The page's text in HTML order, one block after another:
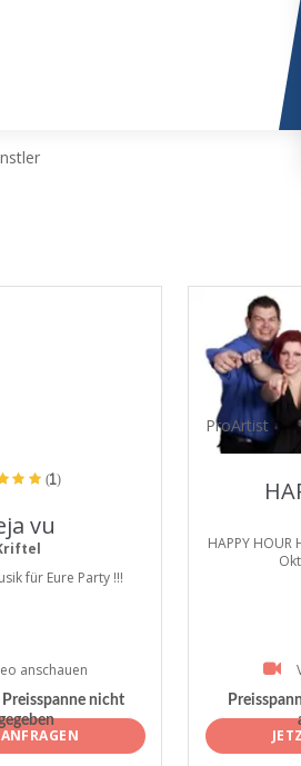
(1)
vu
für Eure Party !!!
anschauen
Preisspanne nicht
ProArtist
HAPPY